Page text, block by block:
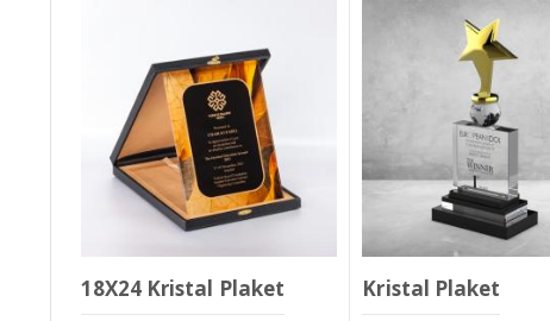
18X24 Kristal Plaket Kristal Plaket